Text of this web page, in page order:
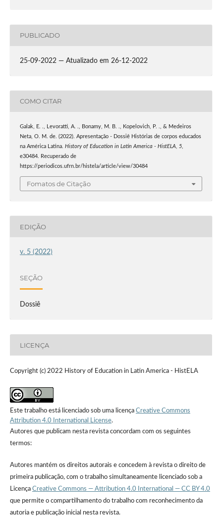
PUBLICADO
25-09-2022 — Atualizado em 26-12-2022
COMO CITAR
Galak, E. ., Levoratti, A. ., Bonamy, M. B. ., Kopelovich, P. ., & Medeiros
Neta, O. M. de. (2022). Apresentação - Dossiê Histórias de corpos educados
na América Latina. History of Education in Latin America - HistELA, 5,
e30484. Recuperado de
https://periodicos.ufrn.br/histela/article/view/30484
Fomatos de Citação
EDIÇÃO
v. 5 (2022)
SEÇÃO
Dossiê
LICENÇA
Copyright (c) 2022 History of Education in Latin America - HistELA
Este trabalho está licenciado sob uma licença Creative Commons
Attribution 4.0 International License.
Autores que publicam nesta revista concordam com os seguintes
termos:
Autores mantém os direitos autorais e concedem à revista o direito de
primeira publicação, com o trabalho simultaneamente licenciado sob a
Licença Creative Commons — Attribution 4.0 International — CC BY 4.0
que permite o compartilhamento do trabalho com reconhecimento da
autoria e publicação inicial nesta revista.